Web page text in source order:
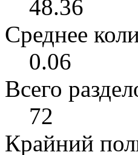
48.36
Среднее
0.06
Всего
72
Крайний